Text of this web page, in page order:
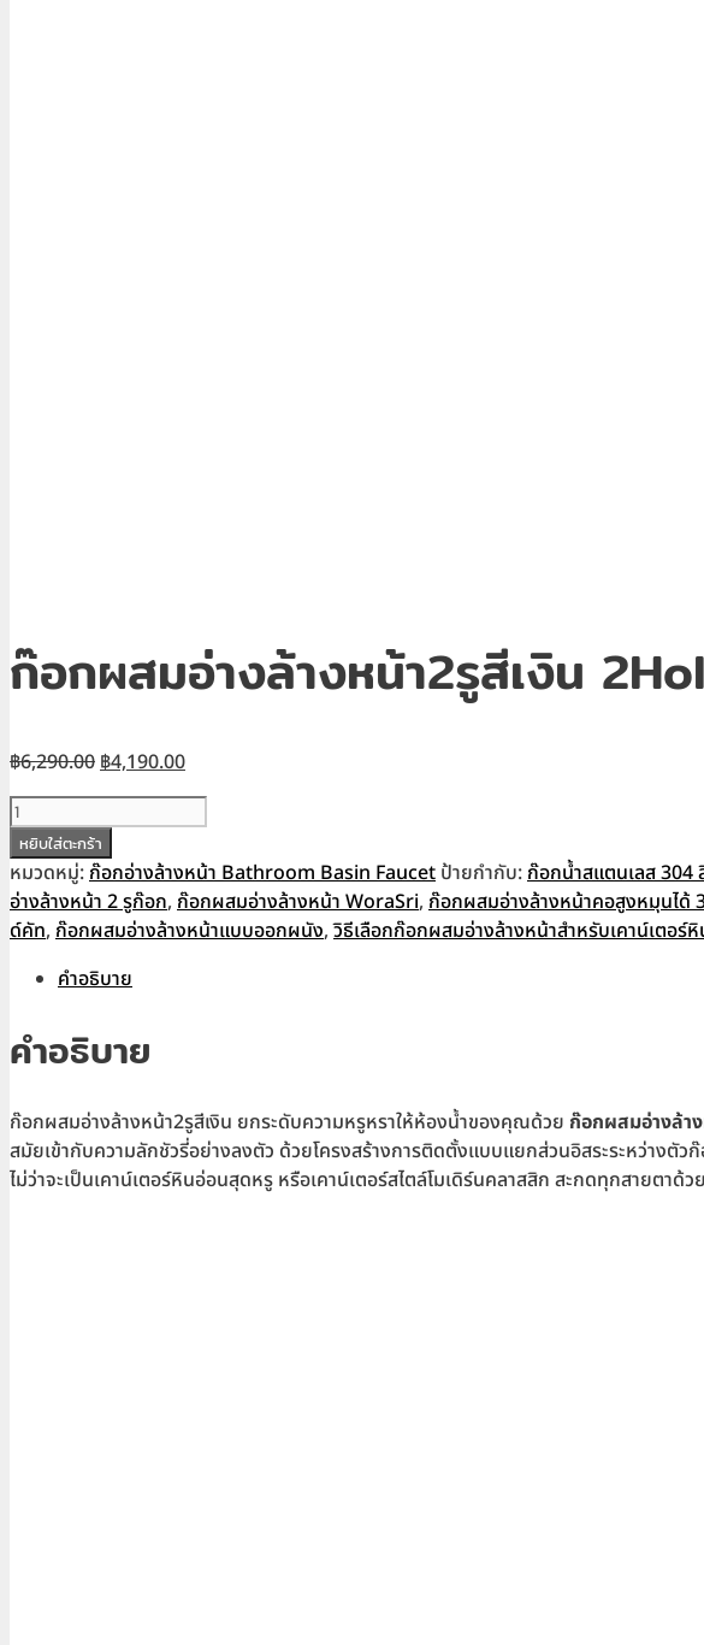
ก๊อกผสมอ่างล้างหน้า2รูสีเงิน
฿6,290.00 Original
price
was:
฿6,290.00.
฿4,190.00Current
price
is:
จำนวน
ก๊อก
ผสม
อ่างล้างหน้า2รู
สี
2HoleFaucet
ชิ้น
หยิบใส่ตะกร้า
หมวดหมู่:ก๊อกอ่างล้างหน้า Bathroom Basin Faucet ป้ายกำกับ:ก๊อกน้ำสแตนเลส 304
อ่างล้างหน้า 2 รูก๊อก, ก๊อกผสมอ่างล้างหน้า WoraSri, ก๊อกผสมอ่างล้างหน้าคอสูงหมุนได้
ด์คัท, ก๊อกผสมอ่างล้างหน้าแบบออกผนัง,วิธีเลือกก๊อกผสมอ่างล้างหน้าสำหรับเคาน์เตอร์
คำอธิบาย
คำอธิบาย
ก๊อกผสมอ่างล้างหน้า2รูสีเงิน ยกระดับความหรูหราให้ห้องน้ำของคุณด้วย ก๊อกผสมอ่างล้า
สมัยเข้ากับความลักชัวรี่อย่างลงตัว ด้วยโครงสร้างการติดตั้งแบบแยกส่วนอิสระระหว่างตั
ไม่ว่าจะเป็นเคาน์เตอร์หินอ่อนสุดหรู หรือเคาน์เตอร์สไตล์โมเดิร์นคลาสสิก สะกดทุกสายตาด้